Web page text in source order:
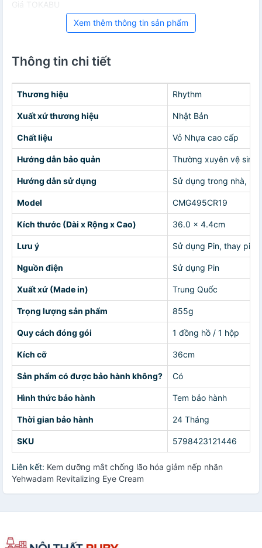
Giá TOKABU
Xem thêm thông tin sản phẩm
Thông tin chi tiết
Thương hiệu Rhythm
Xuất xứ thương hiệu Nhật Bản
Chất liệu Vỏ Nhựa cao cấp
Hướng dẫn bảo quản Thường xuyên vệ sinh
Hướng dẫn sử dụng Sử dụng trong nhà,
Model CMG495CR19
Kích thước (Dài x Rộng x Cao) 36.0 x 4.4cm
Lưu ý Sử dụng Pin, thay pin
Nguồn điện Sử dụng Pin
Xuất xứ (Made in) Trung Quốc
Trọng lượng sản phẩm 855g
Quy cách đóng gói 1 đồng hồ / 1 hộp
Kích cỡ 36cm
Sản phẩm có được bảo hành không? Có
Hình thức bảo hành Tem bảo hành
Thời gian bảo hành 24 Tháng
SKU 5798423121446
Liên kết: Kem dưỡng mắt chống lão hóa giảm nếp nhăn
Yehwadam Revitalizing Eye Cream